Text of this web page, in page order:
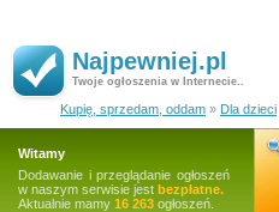
Najpewniej.pl
Twoje ogłoszenia w Internecie..
Kupię, sprzedam, oddam » Dla dzieci
Witamy
Dodawanie i przeglądanie ogłoszeń
w naszym serwisie jest bezpłatne.
Aktualnie mamy 16 263 ogłoszeń.